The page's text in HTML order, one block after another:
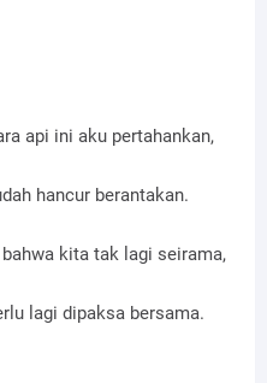
api ini aku pertahankan,
hancur berantakan.
kita tak lagi seirama,
lagi dipaksa bersama.